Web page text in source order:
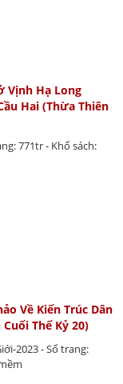
Vịnh Hạ Long
Hai (Thừa Thiên
771tr - Khổ sách:
Về Kiến Trúc Dân
Thế Kỷ 20)
2023 - Số trang: